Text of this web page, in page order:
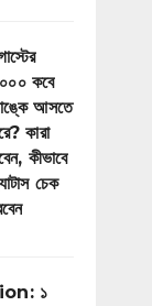
কবে
আসতে
কারা
কীভাবে
চেক
১